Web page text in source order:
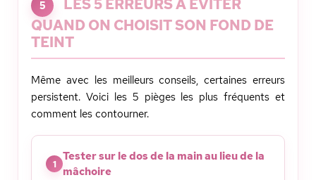
5
LES 5 ERREURS À ÉVITER
QUAND ON CHOISIT SON FOND DE
TEINT
Même avec les meilleurs conseils, certaines erreurs
persistent. Voici les 5 pièges les plus fréquents et
comment les contourner.
1
Tester sur le dos de la main au lieu de la
mâchoire